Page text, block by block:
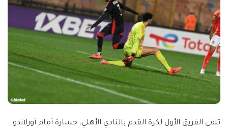
تلقى الفريق الأول لكرة القدم بالنادي الأهلي، خسارة أمام أورلاندو